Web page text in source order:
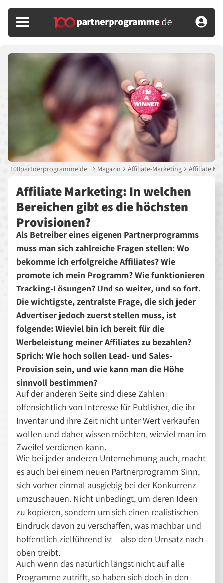
100partnerprogramme.de Magazin Affiliate-Marketing Affiliate
Affiliate Marketing: In welchen
Bereichen gibt es die höchsten
Provisionen?
Als Betreiber eines eigenen Partnerprogramms
muss man sich zahlreiche Fragen stellen: Wo
bekomme ich erfolgreiche Affiliates? Wie
promote ich mein Programm? Wie funktionieren
Tracking-Lösungen? Und so weiter, und so fort.
Die wichtigste, zentralste Frage, die sich jeder
Advertiser jedoch zuerst stellen muss, ist
folgende: Wieviel bin ich bereit für die
Werbeleistung meiner Affiliates zu bezahlen?
Sprich: Wie hoch sollen Lead- und Sales-
Provision sein, und wie kann man die Höhe
sinnvoll bestimmen?
Auf der anderen Seite sind diese Zahlen
offensichtlich von Interesse für Publisher, die ihr
Inventar und ihre Zeit nicht unter Wert verkaufen
wollen und daher wissen möchten, wieviel man im
Zweifel verdienen kann.
Wie bei jeder anderen Unternehmung auch, macht
es auch bei einem neuen Partnerprogramm Sinn,
sich vorher einmal ausgiebig bei der Konkurrenz
umzuschauen. Nicht unbedingt, um deren Ideen
zu kopieren, sondern um sich einen realistischen
Eindruck davon zu verschaffen, was machbar und
hoffentlich zielführend ist – also den Umsatz nach
oben treibt.
Auch wenn das natürlich längst nicht auf alle
Programme zutrifft, so haben sich doch in den